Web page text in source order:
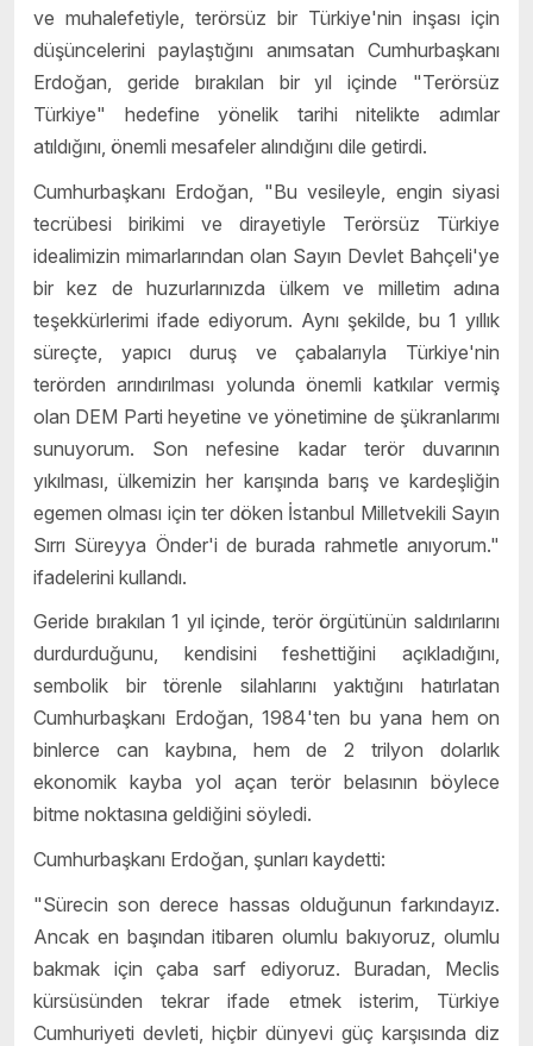
ve muhalefetiyle, terörsüz bir Türkiye'nin inşası için
düşüncelerini paylaştığını anımsatan Cumhurbaşkanı
Erdoğan, geride bırakılan bir yıl içinde "Terörsüz
Türkiye" hedefine yönelik tarihi nitelikte adımlar
atıldığını, önemli mesafeler alındığını dile getirdi.
Cumhurbaşkanı Erdoğan, "Bu vesileyle, engin siyasi
tecrübesi birikimi ve dirayetiyle Terörsüz Türkiye
idealimizin mimarlarından olan Sayın Devlet Bahçeli'ye
bir kez de huzurlarınızda ülkem ve milletim adına
teşekkürlerimi ifade ediyorum. Aynı şekilde, bu 1 yıllık
süreçte, yapıcı duruş ve çabalarıyla Türkiye'nin
terörden arındırılması yolunda önemli katkılar vermiş
olan DEM Parti heyetine ve yönetimine de şükranlarımı
sunuyorum. Son nefesine kadar terör duvarının
yıkılması, ülkemizin her karışında barış ve kardeşliğin
egemen olması için ter döken İstanbul Milletvekili Sayın
Sırrı Süreyya Önder'i de burada rahmetle anıyorum."
ifadelerini kullandı.
Geride bırakılan 1 yıl içinde, terör örgütünün saldırılarını
durdurduğunu, kendisini feshettiğini açıkladığını,
sembolik bir törenle silahlarını yaktığını hatırlatan
Cumhurbaşkanı Erdoğan, 1984'ten bu yana hem on
binlerce can kaybına, hem de 2 trilyon dolarlık
ekonomik kayba yol açan terör belasının böylece
bitme noktasına geldiğini söyledi.
Cumhurbaşkanı Erdoğan, şunları kaydetti:
"Sürecin son derece hassas olduğunun farkındayız.
Ancak en başından itibaren olumlu bakıyoruz, olumlu
bakmak için çaba sarf ediyoruz. Buradan, Meclis
kürsüsünden tekrar ifade etmek isterim, Türkiye
Cumhuriyeti devleti, hiçbir dünyevi güç karşısında diz